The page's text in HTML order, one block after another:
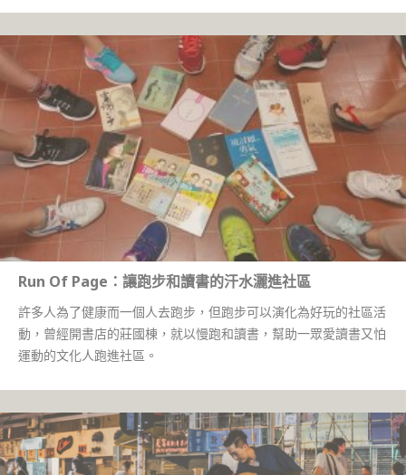
Run Of Page：讓跑步和讀書的汗水灑進社區
許多人為了健康而一個人去跑步，但跑步可以演化為好玩的社區活
動，曾經開書店的莊國棟，就以慢跑和讀書，幫助一眾愛讀書又怕
運動的文化人跑進社區。